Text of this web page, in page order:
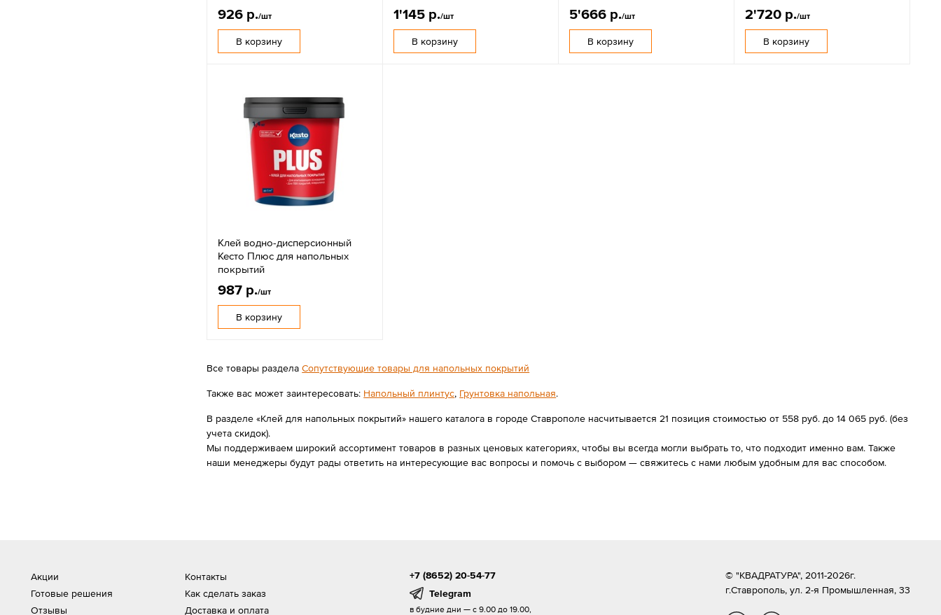
926 р./шт
В корзину
1'145 р./шт
В корзину
5'666 р./шт
В корзину
2'720 р./шт
В корзину
Клей водно-дисперсионный
Кесто Плюс для напольных
покрытий
987 р./шт
В корзину
Все товары разделаСопутствующие товары для напольных покрытий
Также вас может заинтересовать: Напольный плинтус, Грунтовка напольная.
В разделе «Клей для напольных покрытий» нашего каталога в городе Ставрополе насчитывается 21 позиция стоимостью от 558 руб. до 14 065 руб. (без
учета скидок).
Мы поддерживаем широкий ассортимент товаров в разных ценовых категориях, чтобы вы всегда могли выбрать то, что подходит именно вам. Также
наши менеджеры будут рады ответить на интересующие вас вопросы и помочь с выбором — свяжитесь с нами любым удобным для вас способом.
Акции
Готовые решения
Отзывы
Контакты
Как сделать заказ
Доставка и оплата
+7 (8652) 20-54-77
Telegram
в будние дни — с 9.00 до 19.00,
© "КВАДРАТУРА", 2011-2026г.
г.Ставрополь, ул. 2-я Промышленная, 33